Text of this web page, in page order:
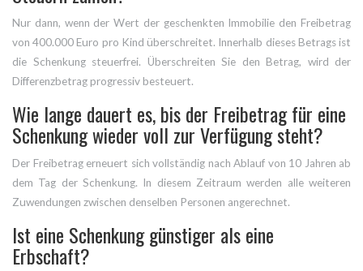
Nur dann, wenn der Wert der geschenkten Immobilie den Freibetrag
von 400.000 Euro pro Kind überschreitet. Innerhalb dieses Betrags ist
die Schenkung steuerfrei. Überschreiten Sie den Betrag, wird der
Differenzbetrag progressiv besteuert.
Wie lange dauert es, bis der Freibetrag für eine
Schenkung wieder voll zur Verfügung steht?
Der Freibetrag erneuert sich vollständig nach Ablauf von 10 Jahren ab
dem Tag der Schenkung. In diesem Zeitraum werden alle weiteren
Zuwendungen zwischen denselben Personen angerechnet.
Ist eine Schenkung günstiger als eine
Erbschaft?